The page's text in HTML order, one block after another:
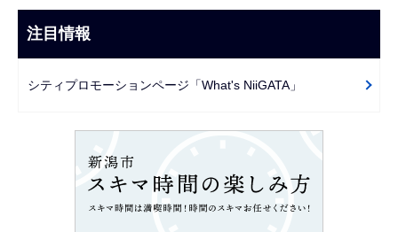
ま
で
ゲ
注目情報
シティプロモーションページ「What's NiiGATA」